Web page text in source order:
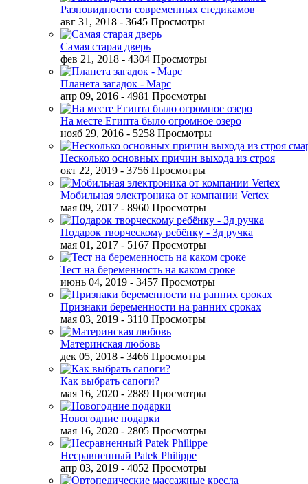
Разновидности современных стедикамов
авг 31, 2018 - 3645 Просмотры
Самая старая дверь
фев 21, 2018 - 4304 Просмотры
Планета загадок - Марс
апр 09, 2016 - 4981 Просмотры
На месте Египта было огромное озеро
нояб 29, 2016 - 5258 Просмотры
Несколько основных причин выхода из строя
окт 22, 2019 - 3756 Просмотры
Мобильная электроника от компании Vertex
мая 09, 2017 - 8960 Просмотры
Подарок творческому ребёнку - 3д ручка
мая 01, 2017 - 5167 Просмотры
Тест на беременность на каком сроке
июнь 04, 2019 - 3457 Просмотры
Признаки беременности на ранних сроках
мая 03, 2019 - 3110 Просмотры
Материнская любовь
дек 05, 2018 - 3466 Просмотры
Как выбрать сапоги?
мая 16, 2020 - 2889 Просмотры
Новогодние подарки
мая 16, 2020 - 2805 Просмотры
Несравненный Patek Philippe
апр 03, 2019 - 4052 Просмотры